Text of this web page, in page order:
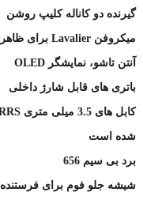
گیرنده دو کاناله کلیپ روشن
میکروفن Lavalier برای ظاهر کم
آنتن تاشو، نمایشگر OLED
باتری های قابل شارژ داخلی
شده است
برد بی سیم 656
شیشه جلو فوم برای فرستنده